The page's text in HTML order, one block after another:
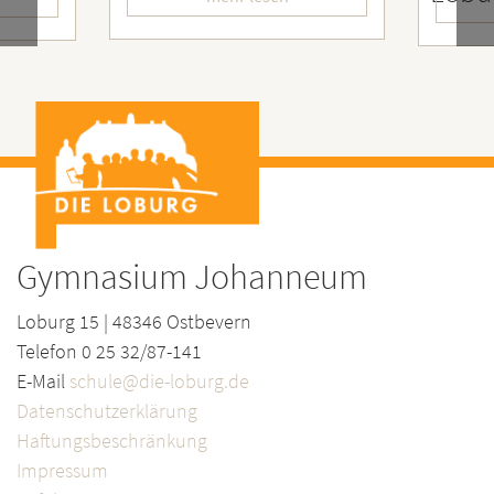
Gymnasium Johanneum
Loburg 15 | 48346 Ostbevern
Telefon 0 25 32/87-141
E-Mail schule@die-loburg.de
Datenschutzerklärung
Haftungsbeschränkung
Impressum